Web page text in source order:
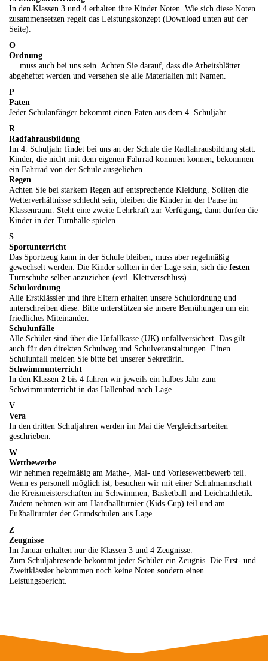
In den Klassen 3 und 4 erhalten ihre Kinder Noten. Wie sich diese Noten
zusammensetzen regelt das Leistungskonzept (Download unten auf der
Seite).
O
Ordnung
… muss auch bei uns sein. Achten Sie darauf, dass die Arbeitsblätter
abgeheftet werden und versehen sie alle Materialien mit Namen.
P
Paten
Jeder Schulanfänger bekommt einen Paten aus dem 4. Schuljahr.
R
Radfahrausbildung
Im 4. Schuljahr findet bei uns an der Schule die Radfahrausbildung statt.
Kinder, die nicht mit dem eigenen Fahrrad kommen können, bekommen
ein Fahrrad von der Schule ausgeliehen.
Regen
Achten Sie bei starkem Regen auf entsprechende Kleidung. Sollten die
Wetterverhältnisse schlecht sein, bleiben die Kinder in der Pause im
Klassenraum. Steht eine zweite Lehrkraft zur Verfügung, dann dürfen die
Kinder in der Turnhalle spielen.
S
Sportunterricht
Das Sportzeug kann in der Schule bleiben, muss aber regelmäßig
gewechselt werden. Die Kinder sollten in der Lage sein, sich die festen
Turnschuhe selber anzuziehen (evtl. Klettverschluss).
Schulordnung
Alle Erstklässler und ihre Eltern erhalten unsere Schulordnung und
unterschreiben diese. Bitte unterstützen sie unsere Bemühungen um ein
friedliches Miteinander.
Schulunfälle
Alle Schüler sind über die Unfallkasse (UK) unfallversichert. Das gilt
auch für den direkten Schulweg und Schulveranstaltungen. Einen
Schulunfall melden Sie bitte bei unserer Sekretärin.
Schwimmunterricht
In den Klassen 2 bis 4 fahren wir jeweils ein halbes Jahr zum
Schwimmunterricht in das Hallenbad nach Lage.
V
Vera
In den dritten Schuljahren werden im Mai die Vergleichsarbeiten
geschrieben.
W
Wettbewerbe
Wir nehmen regelmäßig am Mathe-, Mal- und Vorlesewettbewerb teil.
Wenn es personell möglich ist, besuchen wir mit einer Schulmannschaft
die Kreismeisterschaften im Schwimmen, Basketball und Leichtathletik.
Zudem nehmen wir am Handballturnier (Kids-Cup) teil und am
Fußballturnier der Grundschulen aus Lage.
Z
Zeugnisse
Im Januar erhalten nur die Klassen 3 und 4 Zeugnisse.
Zum Schuljahresende bekommt jeder Schüler ein Zeugnis. Die Erst- und
Zweitklässler bekommen noch keine Noten sondern einen
Leistungsbericht.